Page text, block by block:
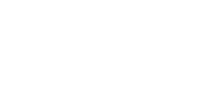
है, यह भी बहुत मायने रखता है। कुछ